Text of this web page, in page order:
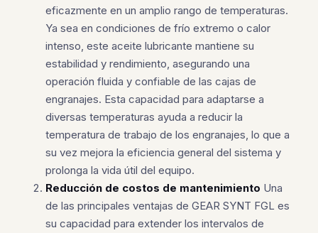
eficazmente en un amplio rango de temperaturas.
Ya sea en condiciones de frío extremo o calor
intenso, este aceite lubricante mantiene su
estabilidad y rendimiento, asegurando una
operación fluida y confiable de las cajas de
engranajes. Esta capacidad para adaptarse a
diversas temperaturas ayuda a reducir la
temperatura de trabajo de los engranajes, lo que a
su vez mejora la eficiencia general del sistema y
prolonga la vida útil del equipo.
Reducción de costos de mantenimiento Una
de las principales ventajas de GEAR SYNT FGL es
su capacidad para extender los intervalos de